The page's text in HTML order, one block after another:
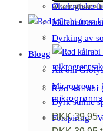
Økologiske
Dyrking av
Blogg
Alt om
Microgreen -
Dyrk sunne
Forspiring -
Alternativene
Rød kålrabi
DKK39,95 -